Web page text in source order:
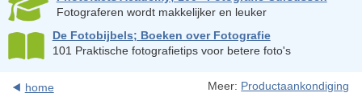
Fotograferen wordt makkelijker en leuker
De Fotobijbels; Boeken over Fotografie
101 Praktische fotografietips voor betere foto's
home Meer: Productaankondiging